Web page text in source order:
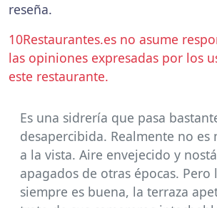
reseña.
10Restaurantes.es no asume
las opiniones expresadas por los
este restaurante.
Es una sidrería que pasa
desapercibida. Realmente no es
a la vista. Aire envejecido y
apagados de otras épocas. Pero
siempre es buena, la terraza